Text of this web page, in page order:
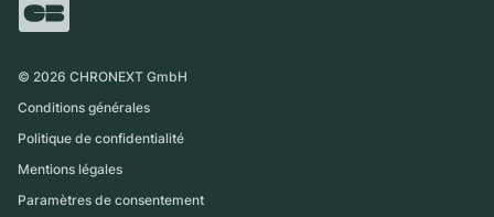
International
Magazine
Retrait sur place
© 2026 CHRONEXT GmbH
Conditions générales
Politique de confidentialité
Mentions légales
Paramètres de consentement